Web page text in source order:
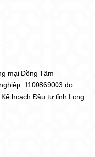
mại Đồng Tâm
1100869003 do
hoạch Đầu tư tỉnh Long